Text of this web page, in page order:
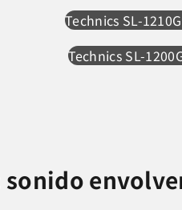
Technics SL-
Technics SL-